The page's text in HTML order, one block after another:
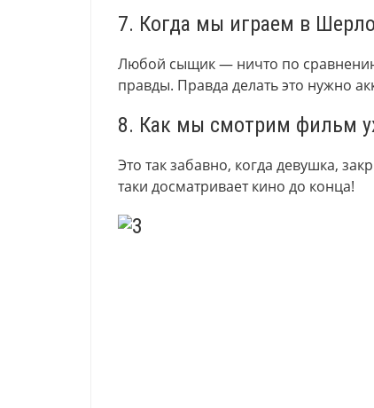
7. Когда мы играем в
Любой сыщик — ничто по
правды. Правда делать это нужно
8. Как мы смотрим фильм
Это так забавно, когда девушка,
таки досматривает кино до конца!